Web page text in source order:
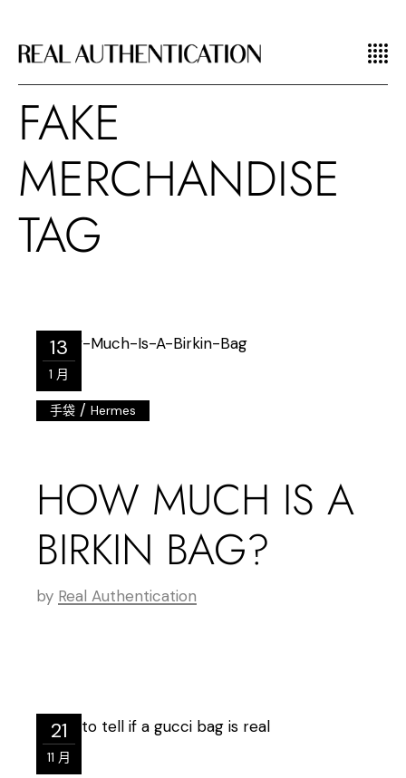
FAKE
MERCHANDISE
TAG
13
1 月
手袋 /Hermes
HOW MUCH IS A
BIRKIN BAG?
by Real Authentication
21
11 月